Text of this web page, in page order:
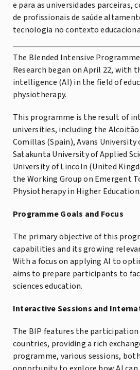
e para as universidades parceiras,
de profissionais de saúde
tecnologia no contexto
The Blended Intensive
Research began on April 22,
intelligence (AI) in the field of
physiotherapy.
This programme is the result of
universities, including the
Comillas (Spain), Avans
Satakunta University of Applied
University of Lincoln (United
the Working Group on Emergent
Physiotherapy in Higher Education.
Programme Goals and Focus
The primary objective of this
capabilities and its growing
With a focus on applying AI to
aims to prepare participants to
sciences education.
Interactive Sessions and
The BIP features the
countries, providing a rich
programme, various sessions,